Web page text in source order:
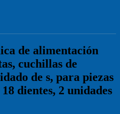
de alimentación
cuchillas de
de s, para piezas
dientes, 2 unidades